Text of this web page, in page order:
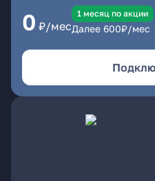
0 ₽/мес
1 месяц по акции
Далее 600₽/мес